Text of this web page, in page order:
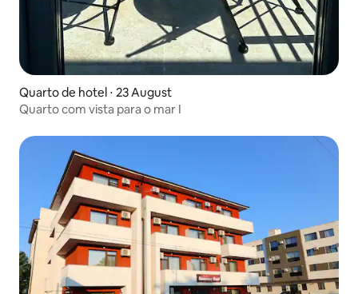
Quarto de hotel ⋅ 23 August
Quarto com vista para o mar I